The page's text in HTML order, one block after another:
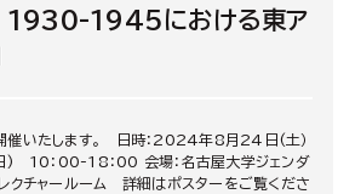
1930-1945における東ア
催いたします。 日時：2024年8月24日(土）
10：00-18：00 会場：名古屋大学ジェンダ
レクチャールーム 詳細はポスターをご覧くださ